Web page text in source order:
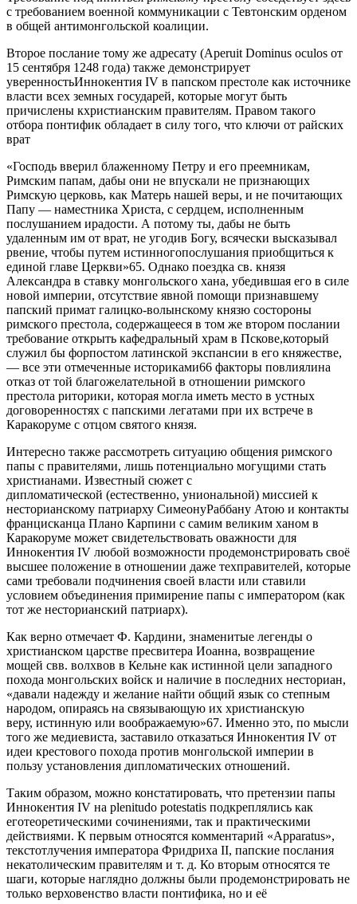
с требованием военной коммуникации с Тевтонским орденом
в общей антимонгольской коалиции.
Второе послание тому же адресату (Aperuit Dominus oculos от
15 сентября 1248 года) также демонстрирует
уверенностьИннокентия IV в папском престоле как источнике
власти всех земных государей, которые могут быть
причислены кхристианским правителям. Правом такого
отбора понтифик обладает в силу того, что ключи от райских
врат
«Господь вверил блаженному Петру и его преемникам,
Римским папам, дабы они не впускали не признающих
Римскую церковь, как Матерь нашей веры, и не почитающих
Папу — наместника Христа, с сердцем, исполненным
послушанием ирадости. А потому ты, дабы не быть
удаленным им от врат, не угодив Богу, всячески высказывал
рвение, чтобы путем истинногопослушания приобщиться к
единой главе Церкви»65. Однако поездка св. князя
Александра в ставку монгольского хана, убедившая его в силе
новой империи, отсутствие явной помощи признавшему
папский примат галицко-волынскому князю состороны
римского престола, содержащееся в том же втором послании
требование открыть кафедральный храм в Пскове,который
служил бы форпостом латинской экспансии в его княжестве,
— все эти отмеченные историками66 факторы повлиялина
отказ от той благожелательной в отношении римского
престола риторики, которая могла иметь место в устных
договоренностях с папскими легатами при их встрече в
Каракоруме с отцом святого князя.
Интересно также рассмотреть ситуацию общения римского
папы с правителями, лишь потенциально могущими стать
христианами. Известный сюжет с
дипломатической (естественно, униональной) миссией к
несторианскому патриарху СимеонуРаббану Атою и контакты
францисканца Плано Карпини с самим великим ханом в
Каракоруме может свидетельствовать оважности для
Иннокентия IV любой возможности продемонстрировать своё
высшее положение в отношении даже техправителей, которые
сами требовали подчинения своей власти или ставили
условием объединения примирение папы с императором (как
тот же несторианский патриарх).
Как верно отмечает Ф. Кардини, знаменитые легенды о
христианском царстве пресвитера Иоанна, возвращение
мощей свв. волхвов в Кельне как истинной цели западного
похода монгольских войск и наличие в последних несториан,
«давали надежду и желание найти общий язык со степным
народом, опираясь на связывающую их христианскую
веру, истинную или воображаемую»67. Именно это, по мысли
того же медиевиста, заставило отказаться Иннокентия IV от
идеи крестового похода против монгольской империи в
пользу установления дипломатических отношений.
Таким образом, можно констатировать, что претензии папы
Иннокентия IV на plenitudo potestatis подкреплялись как
еготеоретическими сочинениями, так и практическими
действиями. К первым относятся комментарий «Apparatus»,
текстотлучения императора Фридриха II, папские послания
некатолическим правителям и т. д. Ко вторым относятся те
шаги, которые наглядно должны были продемонстрировать не
только верховенство власти понтифика, но и её